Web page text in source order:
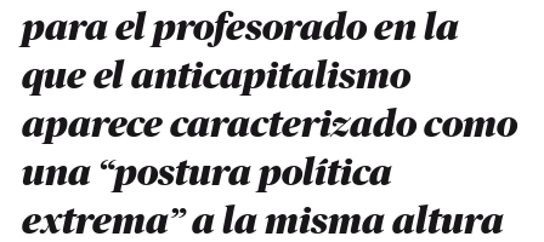
para el profesorado en la
que el anticapitalismo
aparece caracterizado como
una “postura política
extrema” a la misma altura